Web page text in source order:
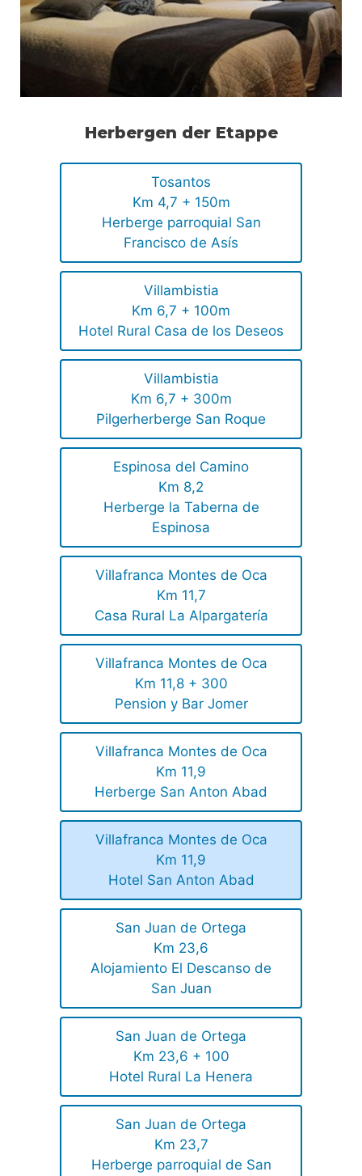
Herbergen der Etappe
Tosantos
Km 4,7 + 150m
Herberge parroquial San
Francisco de Asís
Villambistia
Km 6,7 + 100m
Hotel Rural Casa de los Deseos
Villambistia
Km 6,7 + 300m
Pilgerherberge San Roque
Espinosa del Camino
Km 8,2
Herberge la Taberna de
Espinosa
Villafranca Montes de Oca
Km 11,7
Casa Rural La Alpargatería
Villafranca Montes de Oca
Km 11,8 + 300
Pension y Bar Jomer
Villafranca Montes de Oca
Km 11,9
Herberge San Anton Abad
Villafranca Montes de Oca
Km 11,9
Hotel San Anton Abad
San Juan de Ortega
Km 23,6
Alojamiento El Descanso de
San Juan
San Juan de Ortega
Km 23,6 + 100
Hotel Rural La Henera
San Juan de Ortega
Km 23,7
Herberge parroquial de San